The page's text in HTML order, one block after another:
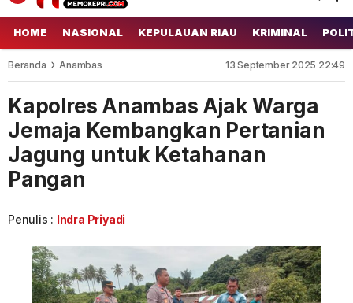
HOME NASIONAL KEPULAUAN RIAU KRIMINAL
Beranda Anambas 13 September 2025 22:49
Kapolres Anambas Ajak Warga
Jemaja Kembangkan Pertanian
Jagung untuk Ketahanan
Pangan
Penulis : Indra Priyadi